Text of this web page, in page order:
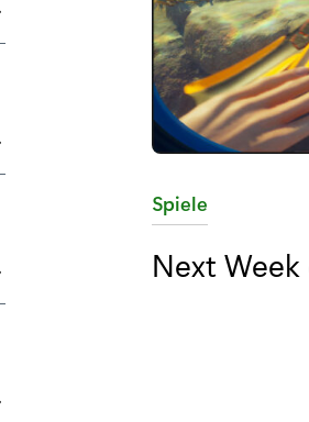
K
t
Spiele
Next Week